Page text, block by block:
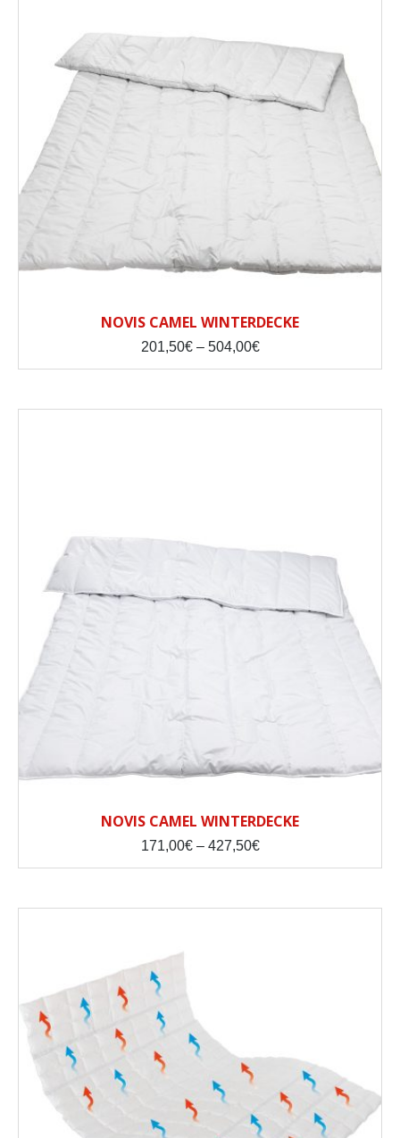
NOVIS CAMEL WINTERDECKE
201,50€ – 504,00€Price
504,00€
NOVIS CAMEL WINTERDECKE
171,00€ – 427,50€Price
427,50€